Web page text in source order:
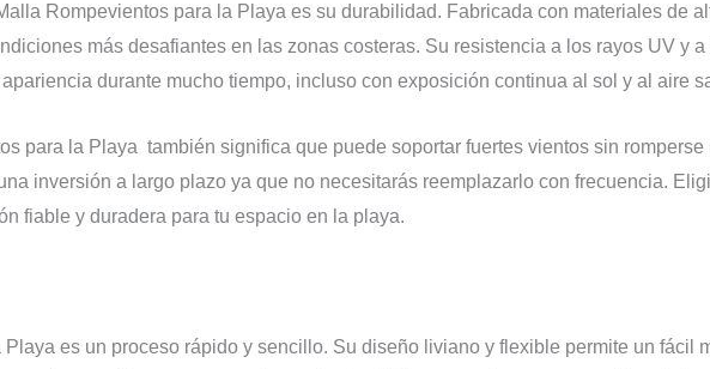
Rompevientos para la Playa es su durabilidad. Fabricada con materiales de
más desafiantes en las zonas costeras. Su resistencia a los rayos UV y
durante mucho tiempo, incluso con exposición continua al sol y al aire
para la Playa también significa que puede soportar fuertes vientos sin romperse
inversión a largo plazo ya que no necesitarás reemplazarlo con frecuencia.
fiable y duradera para tu espacio en la playa.
es un proceso rápido y sencillo. Su diseño liviano y flexible permite un fácil